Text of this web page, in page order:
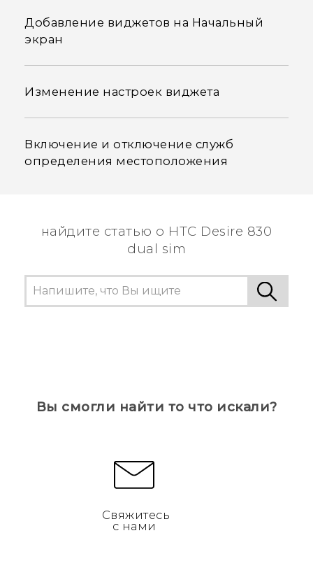
Добавление виджетов на Начальный
экран
Изменение настроек виджета
Включение и отключение служб
определения местоположения
найдите статью о HTC Desire 830
dual sim
Вы смогли найти то что искали?
Свяжитесь
с нами